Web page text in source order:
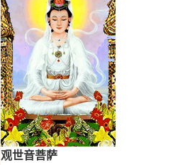
观世音菩萨